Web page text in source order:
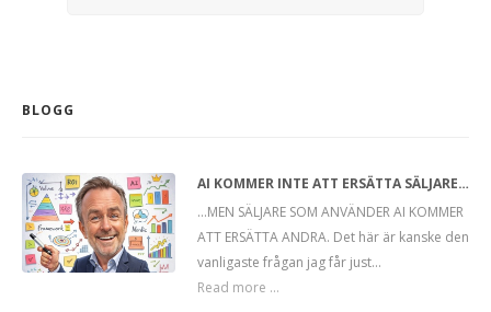
BLOGG
AI KOMMER INTE ATT ERSÄTTA SÄLJARE…
…MEN SÄLJARE SOM ANVÄNDER AI KOMMER
ATT ERSÄTTA ANDRA. Det här är kanske den
vanligaste frågan jag får just...
Read more ...